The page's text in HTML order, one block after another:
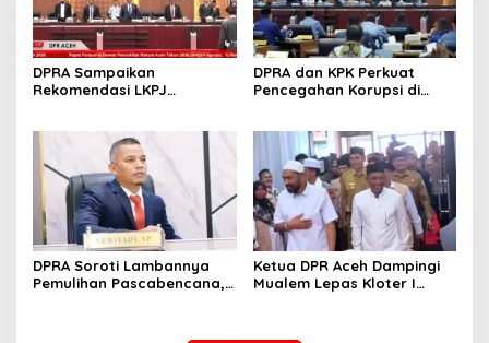
DPRA Sampaikan
Rekomendasi LKPJ
DPRA dan KPK Perkuat
Pencegahan Korupsi di
DPRA Soroti Lambannya
Pemulihan Pascabencana,
Ketua DPR Aceh Dampingi
Mualem Lepas Kloter I